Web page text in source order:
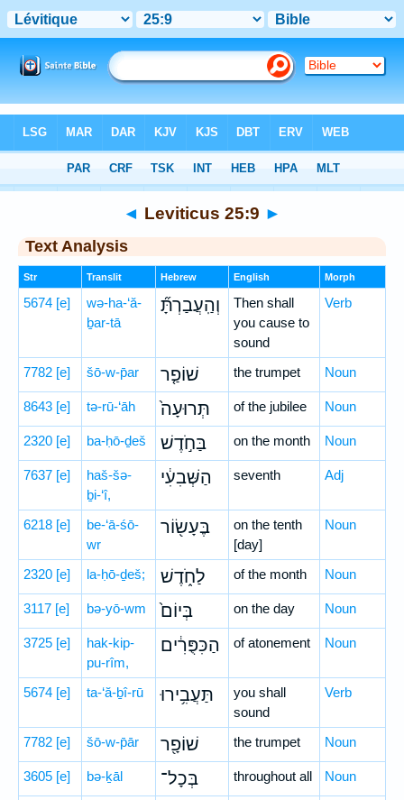
> Leviticus 25:9
◄ Leviticus 25:9 ►
Text Analysis
Str Translit Hebrew English Morph
5674 [e]
wə-ha-‘ă-
ḇar-tā
וְהַֽעֲבַרְתָּ֞
Then shall
you cause to
sound
Verb
7782 [e] šō-w-p̄ar שׁוֹפַ֤ר the trumpet Noun
8643 [e] tə-rū-‘āh תְּרוּעָה֙ of the jubilee Noun
2320 [e] ba-ḥō-ḏeš בַּחֹ֣דֶשׁ on the month Noun
7637 [e]
haš-šə-
ḇi-‘î,
הַשְּׁבִעִ֔י seventh Adj
6218 [e]
be-‘ā-śō-
wr
בֶּעָשׂ֖וֹר
on the tenth
[day]
Noun
2320 [e] la-ḥō-ḏeš; לַחֹ֑דֶשׁ of the month Noun
3117 [e] bə-yō-wm בְּיוֹם֙ on the day Noun
3725 [e]
hak-kip-
pu-rîm,
הַכִּפֻּרִ֔ים of atonement Noun
5674 [e] ta-‘ă-ḇî-rū תַּעֲבִ֥ירוּ
you shall
sound
Verb
7782 [e] šō-w-p̄ār שׁוֹפָ֖ר the trumpet Noun
3605 [e] bə-ḵāl בְּכָל־ throughout all Noun